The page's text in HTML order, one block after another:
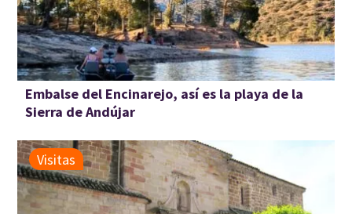
Embalse del Encinarejo, así es la playa de la
Sierra de Andújar
Visitas